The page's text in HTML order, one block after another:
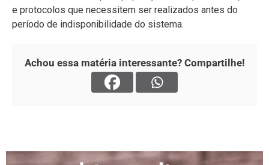
e protocolos que necessitem ser realizados antes do
período de indisponibilidade do sistema.
Achou essa matéria interessante? Compartilhe!